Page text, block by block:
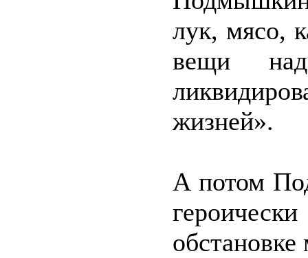
лук, мясо,
вещи
жизней».
А потом
обстановке